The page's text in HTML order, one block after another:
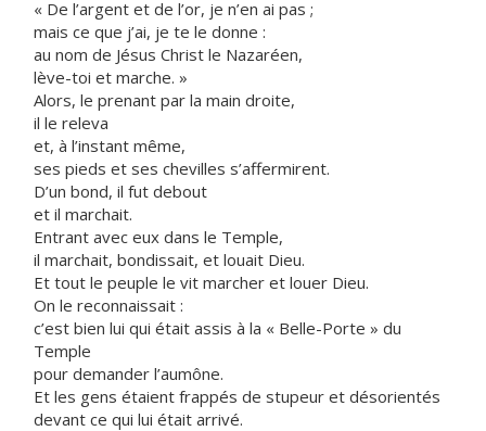
« De l’argent et de l’or, je n’en ai pas ;
mais ce que j’ai, je te le donne :
au nom de Jésus Christ le Nazaréen,
lève-toi et marche. »
Alors, le prenant par la main droite,
il le releva
et, à l’instant même,
ses pieds et ses chevilles s’affermirent.
D’un bond, il fut debout
et il marchait.
Entrant avec eux dans le Temple,
il marchait, bondissait, et louait Dieu.
Et tout le peuple le vit marcher et louer Dieu.
On le reconnaissait :
c’est bien lui qui était assis à la « Belle-Porte » du
Temple
pour demander l’aumône.
Et les gens étaient frappés de stupeur et désorientés
devant ce qui lui était arrivé.